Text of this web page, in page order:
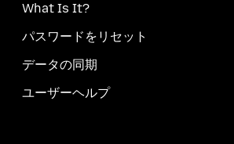
What Is It?
パスワードをリセット
データの同期
ユーザーヘルプ